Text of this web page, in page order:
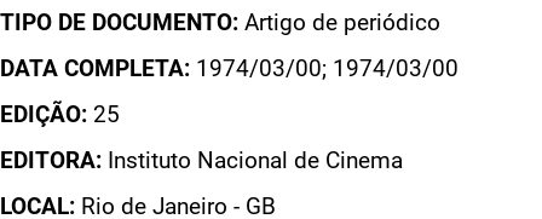
TIPO DE DOCUMENTO: Artigo de periódico
DATA COMPLETA: 1974/03/00; 1974/03/00
EDIÇÃO: 25
EDITORA: Instituto Nacional de Cinema
LOCAL: Rio de Janeiro - GB